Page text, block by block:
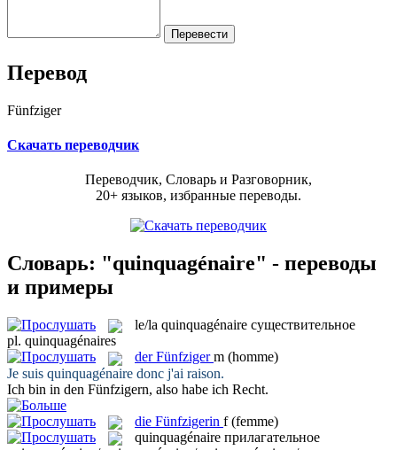
Перевод
Fünfziger
Скачать переводчик
Переводчик, Словарь и Разговорник,
20+ языков, избранные переводы.
Словарь: "quinquagénaire" - переводы
и примеры
le/la quinquagénaire существительное
pl. quinquagénaires
derFünfziger m (homme)
Je suis quinquagénaire donc j'ai raison.
Ich bin in den Fünfzigern, also habe ich Recht.
die Fünfzigerin f (femme)
quinquagénaire прилагательное